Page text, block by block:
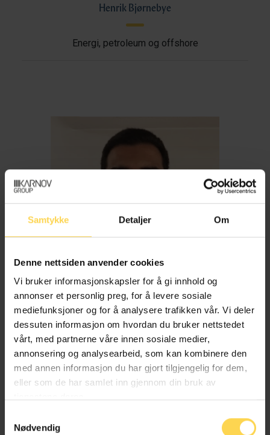
Samtykke Detaljer Om
Denne nettsiden anvender cookies
Vi bruker informasjonskapsler for å gi innhold og
annonser et personlig preg, for å levere sosiale
mediefunksjoner og for å analysere trafikken vår. Vi deler
dessuten informasjon om hvordan du bruker nettstedet
vårt, med partnerne våre innen sosiale medier,
annonsering og analysearbeid, som kan kombinere den
med annen informasjon du har gjort tilgjengelig for dem,
eller som de har samlet inn gjennom din bruk av
Nødvendig
Henrik Bjørnebye
Energi, petroleum og offshore
Imran Haider
Trygderett og pensjonsrett